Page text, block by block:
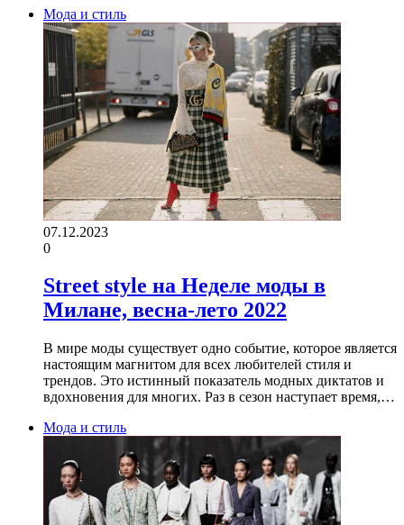
Мода и стиль
07.12.2023
0
Street style на Неделе моды в
Милане, весна-лето 2022
В мире моды существует одно событие, которое является
настоящим магнитом для всех любителей стиля и
трендов. Это истинный показатель модных диктатов и
вдохновения для многих. Раз в сезон наступает время,…
Мода и стиль